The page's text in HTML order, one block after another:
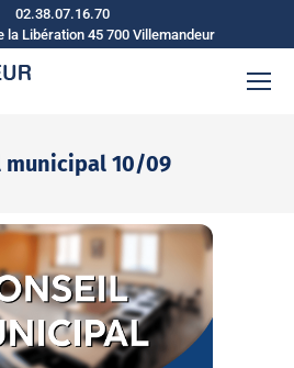
02.38.07.16.70
la Libération 45 700 Villemandeur
municipal 10/09